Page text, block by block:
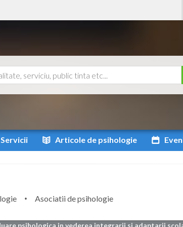
Servicii Articole de psihologie
Asociatii de psihologie
psihologica in vederea integrarii si adaptarii